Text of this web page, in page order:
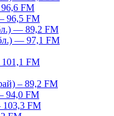
FM
96,5 FM
— 89,2 FM
— 97,1 FM
FM
– 89,2 FM
94,0 FM
103,3 FM